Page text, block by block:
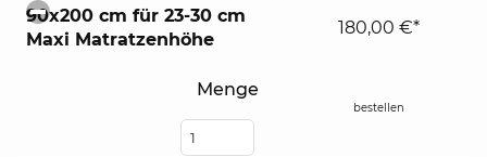
collapse
90x200 cm für 23-30 cm
Maxi Matratzenhöhe
Menge
180,00 €*
bestellen